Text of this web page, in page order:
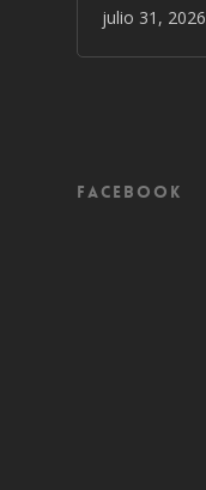
julio 31, 2026
Facebook